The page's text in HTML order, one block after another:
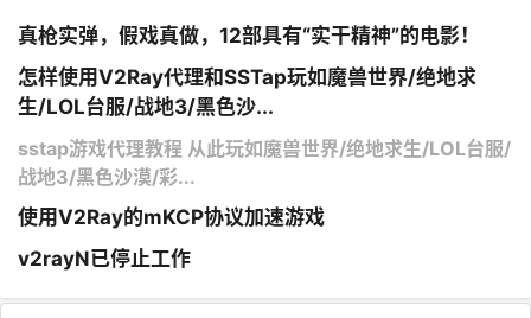
真枪实弹，假戏真做，12部具有“实干精神”的电影！
怎样使用V2Ray代理和SSTap玩如魔兽世界/绝地求
生/LOL台服/战地3/黑色沙...
sstap游戏代理教程 从此玩如魔兽世界/绝地求生/LOL台服/
战地3/黑色沙漠/彩...
使用V2Ray的mKCP协议加速游戏
v2rayN已停止工作